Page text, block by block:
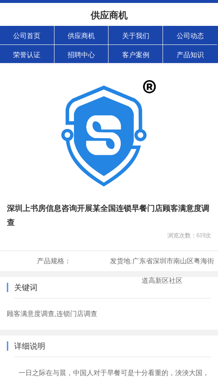
供应商机
公司首页 供应商机 关于我们 公司动态
荣誉认证 招聘中心 客户案例 产品知识
深圳上书房信息咨询开展某全国连锁早餐门店顾客满意度调
查
浏览次数： 619次
产品规格： 发货地:广东省深圳市南山区粤海街
道高新区社区
关键词
顾客满意度调查,连锁门店调查
详细说明
一日之际在与晨，中国人对于早餐可是十分看重的，泱泱大国，